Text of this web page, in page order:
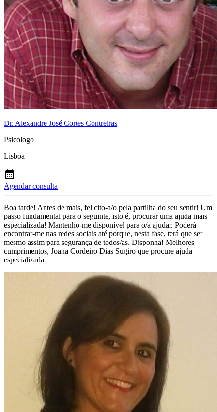
Dr. Alexandre José Cortes Contreiras
Psicólogo
Lisboa
Agendar consulta
Boa tarde! Antes de mais, felicito-a/o pela partilha do seu sentir! Um
passo fundamental para o seguinte, isto é, procurar uma ajuda mais
especializada! Mantenho-me disponível para o/a ajudar. Poderá
encontrar-me nas redes sociais até porque, nesta fase, terá que ser
mesmo assim para segurança de todos/as. Disponha! Melhores
cumprimentos, Joana Cordeiro Dias Sugiro que procure ajuda
especializada